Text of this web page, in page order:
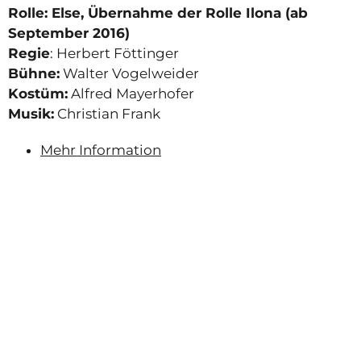
Rolle: Else, Übernahme der Rolle Ilona (ab
September 2016)
Regie: Herbert Föttinger
Bühne: Walter Vogelweider
Kostüm: Alfred Mayerhofer
Musik: Christian Frank
Mehr Information